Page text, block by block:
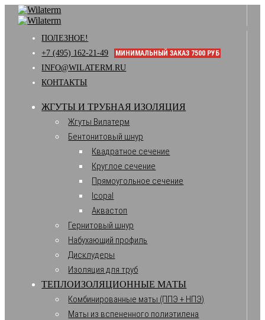
ПОЛЕЗНОЕ!
+7 (495) 162-21-49
МИНИМАЛЬНЫЙ ЗАКАЗ 7500 РУБ
INFO@WILATERM.RU
КОНТАКТЫ
ЖГУТЫ И ТРУБНАЯ ИЗОЛЯЦИЯ
Жгуты Вилатерм
Бентонитовый шнур
Квадратное сечение
Круглое сечение
Прямоугольное сечение
Icopal
Аквастоп
Гернитовый шнур
Набухающий профиль
Дисклудеры
Изоляция для труб
ТЕПЛОИЗОЛЯЦИОННЫЕ МАТЫ
Комбинированные маты (ППЭ + НПЭ)
Маты из вспененного полиэтилена